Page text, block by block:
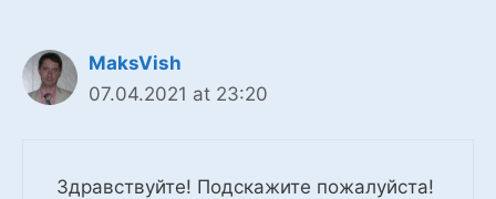
MaksVish
07.04.2021 at 23:20
Здравствуйте! Подскажите пожалуйста!